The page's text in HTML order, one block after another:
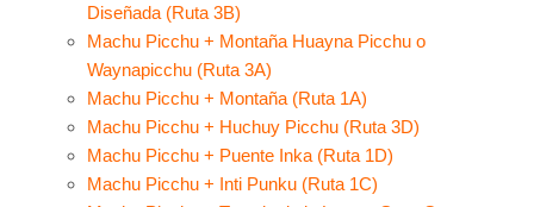
Diseñada (Ruta 3B)
Machu Picchu + Montaña Huayna Picchu o
Waynapicchu (Ruta 3A)
Machu Picchu + Montaña (Ruta 1A)
Machu Picchu + Huchuy Picchu (Ruta 3D)
Machu Picchu + Puente Inka (Ruta 1D)
Machu Picchu + Inti Punku (Ruta 1C)